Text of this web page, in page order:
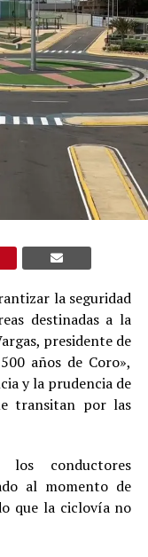
la seguridad
destinadas a la
presidente de
años de Coro»,
y la prudencia de
transitan por las
conductores
al momento de
que la ciclovía no